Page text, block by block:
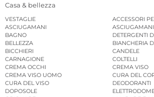
Casa & bellezza
VESTAGLIE
ACCESSORI
ASCIUGAMANI
ASCIUGAMANI
BAGNO
DETERGENTI
BELLEZZA
BIANCHERIA
BICCHIERI
CANDELE
CARNAGIONE
COLTELLI
CREMA OCCHI
CREMA VISO
CREMA VISO UOMO
CURA DEL
CURA DEL VISO
DEODORANTI
DOPOSOLE